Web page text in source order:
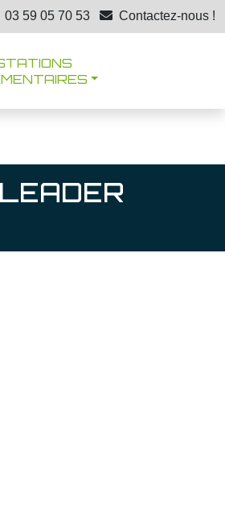
03 59 05 70 53 Contactez-nous !